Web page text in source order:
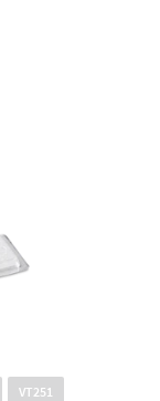
VT251